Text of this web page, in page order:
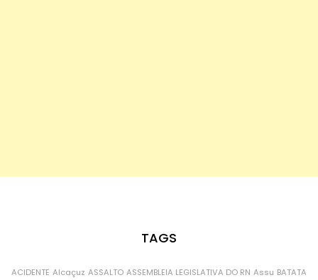
TAGS
ACIDENTE Alcaçuz ASSALTO ASSEMBLEIA LEGISLATIVA DO RN Assu BATATA